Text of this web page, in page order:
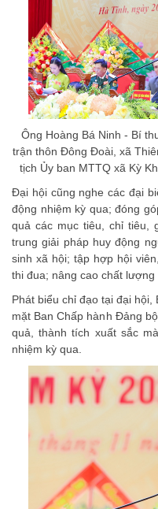
Ông Hoàng Bá Ninh - Bí
trận thôn Đông Đoài, xã
tịch Ủy ban MTTQ xã Kỳ
Đại hội cũng nghe các đại
động nhiệm kỳ qua; đóng
quả các mục tiêu, chỉ tiêu,
trung giải pháp huy động
sinh xã hội; tập hợp hội
thi đua; nâng cao chất lượng
Phát biểu chỉ đạo tại đại
mặt Ban Chấp hành Đảng
quả, thành tích xuất sắc
nhiệm kỳ qua.